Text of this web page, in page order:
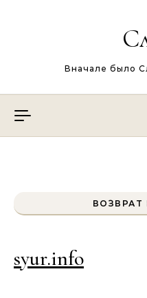
Вначале было
ВОЗВРАТ
syur.info